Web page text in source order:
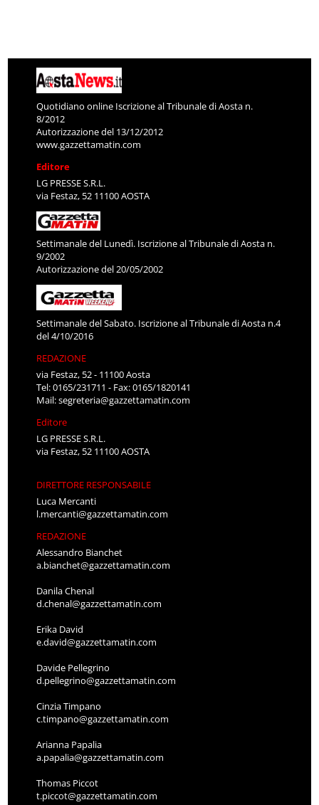
Quotidiano online Iscrizione al Tribunale di Aosta n.
8/2012
Autorizzazione del 13/12/2012
www.gazzettamatin.com
Editore
LG PRESSE S.R.L.
via Festaz, 52 11100 AOSTA
Settimanale del Lunedì. Iscrizione al Tribunale di Aosta n.
9/2002
Autorizzazione del 20/05/2002
Settimanale del Sabato. Iscrizione al Tribunale di Aosta n.4
del 4/10/2016
REDAZIONE
via Festaz, 52 - 11100 Aosta
Tel: 0165/231711 - Fax: 0165/1820141
Mail:segreteria@gazzettamatin.com
Editore
LG PRESSE S.R.L.
via Festaz, 52 11100 AOSTA
DIRETTORE RESPONSABILE
Luca Mercanti
l.mercanti@gazzettamatin.com
REDAZIONE
Alessandro Bianchet
a.bianchet@gazzettamatin.com
Danila Chenal
d.chenal@gazzettamatin.com
Erika David
e.david@gazzettamatin.com
Davide Pellegrino
d.pellegrino@gazzettamatin.com
Cinzia Timpano
c.timpano@gazzettamatin.com
Arianna Papalia
a.papalia@gazzettamatin.com
Thomas Piccot
t.piccot@gazzettamatin.com